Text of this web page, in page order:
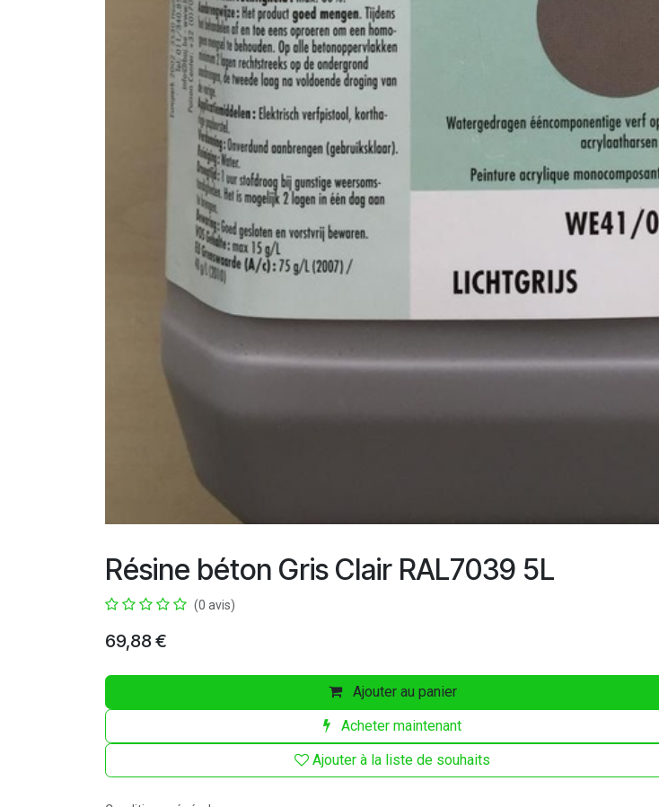
Résine béton Gris Clair RAL7039 5L
(0 avis)
69,88€
Ajouter au panier
Acheter maintenant
Ajouter à la liste de souhaits